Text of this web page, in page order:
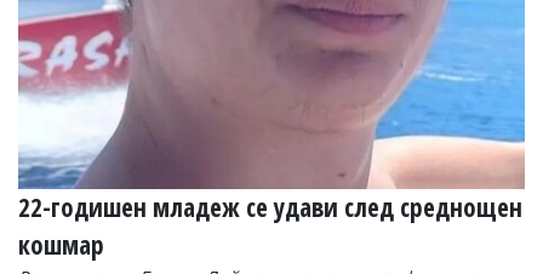
22-годишен младеж се удави след среднощен
кошмар